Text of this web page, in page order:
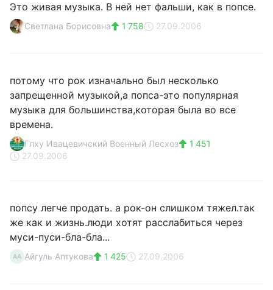
Это живая музыка. В ней нет фальши, как в попсе.
Светлана Борисовна 1 758 27.09.2006
потому что рок изначально был несколько
запрещенной музыкой,а попса-это популярная
музыка для большинства,которая была во все
времена.
Глху Ивацевичский Военный Лесхоз
1 451
27.09.2006
попсу легче продать. а рок-он слишком тяжел.так
же как и жизнь.люди хотят расслабиться через
муси-пуси-бла-бла...
АА Айгуль Аптукова 1 425 27.09.2006